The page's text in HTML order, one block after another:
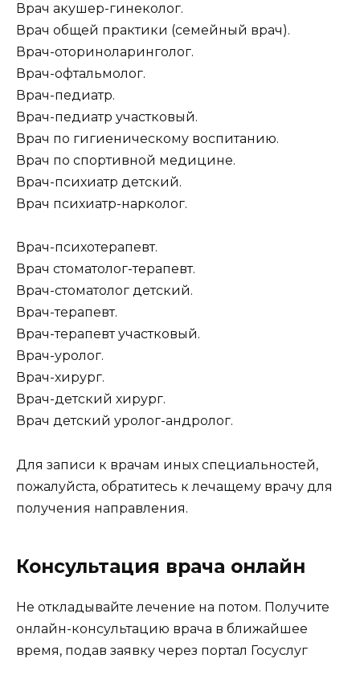
Врач акушер-гинеколог.
Врач общей практики (семейный врач).
Врач-оториноларинголог.
Врач-офтальмолог.
Врач-педиатр.
Врач-педиатр участковый.
Врач по гигиеническому воспитанию.
Врач по спортивной медицине.
Врач-психиатр детский.
Врач психиатр-нарколог.
Врач-психотерапевт.
Врач стоматолог-терапевт.
Врач-стоматолог детский.
Врач-терапевт.
Врач-терапевт участковый.
Врач-уролог.
Врач-хирург.
Врач-детский хирург.
Врач детский уролог-андролог.
Для записи к врачам иных специальностей,
пожалуйста, обратитесь к лечащему врачу для
получения направления.
Консультация врача онлайн
Не откладывайте лечение на потом. Получите
онлайн-консультацию врача в ближайшее
время, подав заявку через портал Госуслуг